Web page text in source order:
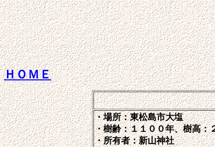
ＨＯＭＥ
・場所：東松島市大塩
・樹齢：１１００年、樹高：
・所有者：新山神社